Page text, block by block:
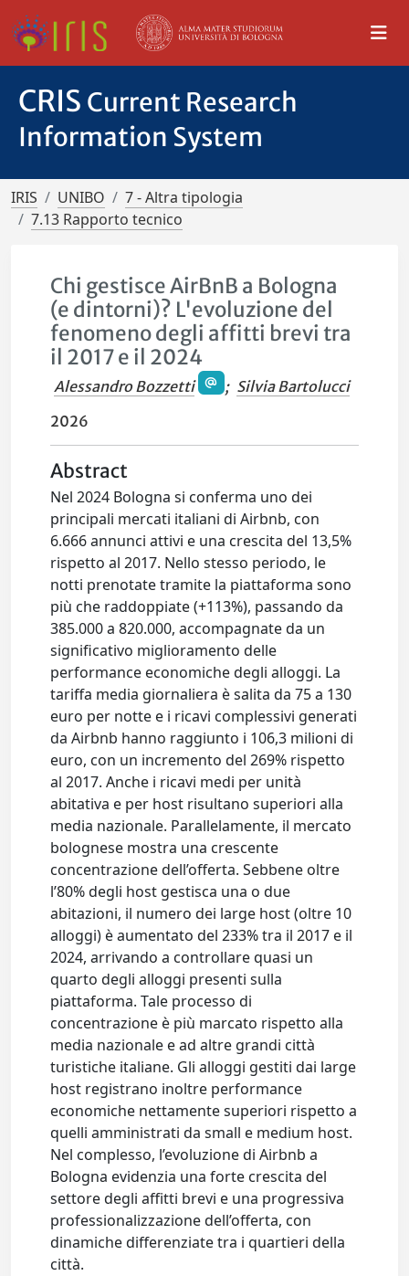
CRIS Current Research
Information System
IRIS UNIBO
7 - Altra tipologia
7.13 Rapporto tecnico
Chi gestisce AirBnB a Bologna
(e dintorni)? L'evoluzione del
fenomeno degli affitti brevi tra
il 2017 e il 2024
Alessandro Bozzetti ; Silvia Bartolucci
2026
Abstract
Nel 2024 Bologna si conferma uno dei
principali mercati italiani di Airbnb, con
6.666 annunci attivi e una crescita del 13,5%
rispetto al 2017. Nello stesso periodo, le
notti prenotate tramite la piattaforma sono
più che raddoppiate (+113%), passando da
385.000 a 820.000, accompagnate da un
significativo miglioramento delle
performance economiche degli alloggi. La
tariffa media giornaliera è salita da 75 a 130
euro per notte e i ricavi complessivi generati
da Airbnb hanno raggiunto i 106,3 milioni di
euro, con un incremento del 269% rispetto
al 2017. Anche i ricavi medi per unità
abitativa e per host risultano superiori alla
media nazionale. Parallelamente, il mercato
bolognese mostra una crescente
concentrazione dell’offerta. Sebbene oltre
l’80% degli host gestisca una o due
abitazioni, il numero dei large host (oltre 10
alloggi) è aumentato del 233% tra il 2017 e il
2024, arrivando a controllare quasi un
quarto degli alloggi presenti sulla
piattaforma. Tale processo di
concentrazione è più marcato rispetto alla
media nazionale e ad altre grandi città
turistiche italiane. Gli alloggi gestiti dai large
host registrano inoltre performance
economiche nettamente superiori rispetto a
quelli amministrati da small e medium host.
Nel complesso, l’evoluzione di Airbnb a
Bologna evidenzia una forte crescita del
settore degli affitti brevi e una progressiva
professionalizzazione dell’offerta, con
dinamiche differenziate tra i quartieri della
città.